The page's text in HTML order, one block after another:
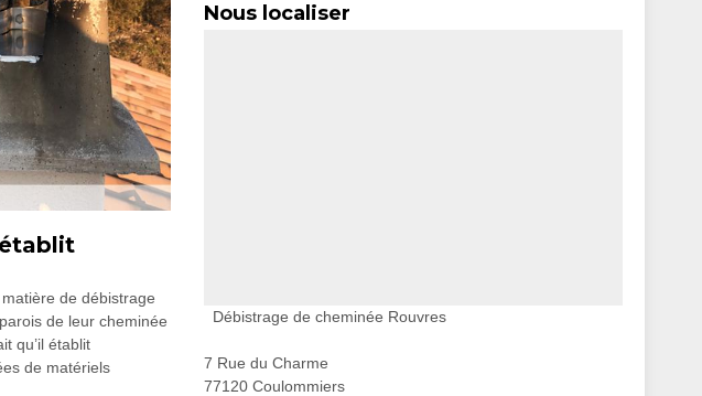
de débistrage
de leur cheminée
qu’il établit
de matériels
Nous localiser
Débistrage de cheminée Rouvres
7 Rue du Charme
77120 Coulommiers